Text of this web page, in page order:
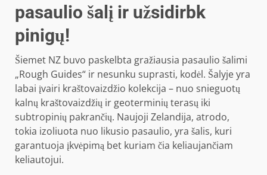
pasaulio šalį ir užsidirbk
pinigų!
Šiemet NZ buvo paskelbta gražiausia pasaulio šalimi
„Rough Guides“ ir nesunku suprasti, kodėl. Šalyje yra
labai įvairi kraštovaizdžio kolekcija – nuo ​​snieguotų
kalnų kraštovaizdžių ir geoterminių terasų iki
subtropinių pakrančių. Naujoji Zelandija, atrodo,
tokia izoliuota nuo likusio pasaulio, yra šalis, kuri
garantuoja įkvėpimą bet kuriam čia keliaujančiam
keliautojui.